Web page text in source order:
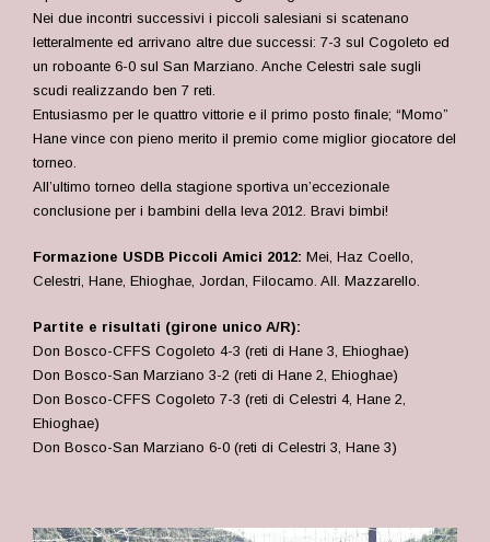
Nei due incontri successivi i piccoli salesiani si scatenano
letteralmente ed arrivano altre due successi: 7-3 sul Cogoleto ed
un roboante 6-0 sul San Marziano. Anche Celestri sale sugli
scudi realizzando ben 7 reti.
Entusiasmo per le quattro vittorie e il primo posto finale; “Momo”
Hane vince con pieno merito il premio come miglior giocatore del
torneo.
All’ultimo torneo della stagione sportiva un’eccezionale
conclusione per i bambini della leva 2012. Bravi bimbi!
Formazione USDB Piccoli Amici 2012: Mei, Haz Coello,
Celestri, Hane, Ehioghae, Jordan, Filocamo. All. Mazzarello.
Partite e risultati (girone unico A/R):
Don Bosco-CFFS Cogoleto 4-3 (reti di Hane 3, Ehioghae)
Don Bosco-San Marziano 3-2 (reti di Hane 2, Ehioghae)
Don Bosco-CFFS Cogoleto 7-3 (reti di Celestri 4, Hane 2,
Ehioghae)
Don Bosco-San Marziano 6-0 (reti di Celestri 3, Hane 3)